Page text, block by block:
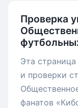
Проверка
Эта
и проверки
фанатов